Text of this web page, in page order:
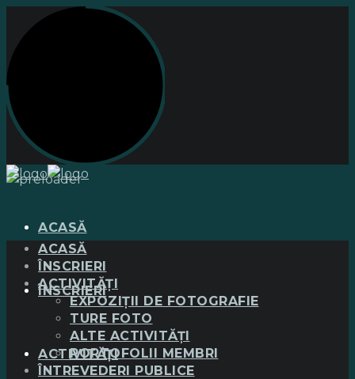
ACASĂ
ÎNSCRIERI
ACTIVITĂȚI
ACASĂ
ÎNSCRIERI
ACTIVITĂȚI
EXPOZIȚII DE FOTOGRAFIE
TURE FOTO
ALTE ACTIVITĂȚI
PORTOFOLII MEMBRI
ÎNTREVEDERI PUBLICE